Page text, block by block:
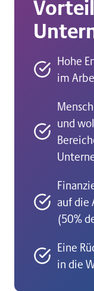
Hohe
im
und
auf die
(50%
Eine
in die